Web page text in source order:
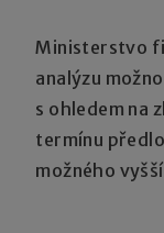
Ministerstvo
analýzu
s ohledem na
termínu
možného